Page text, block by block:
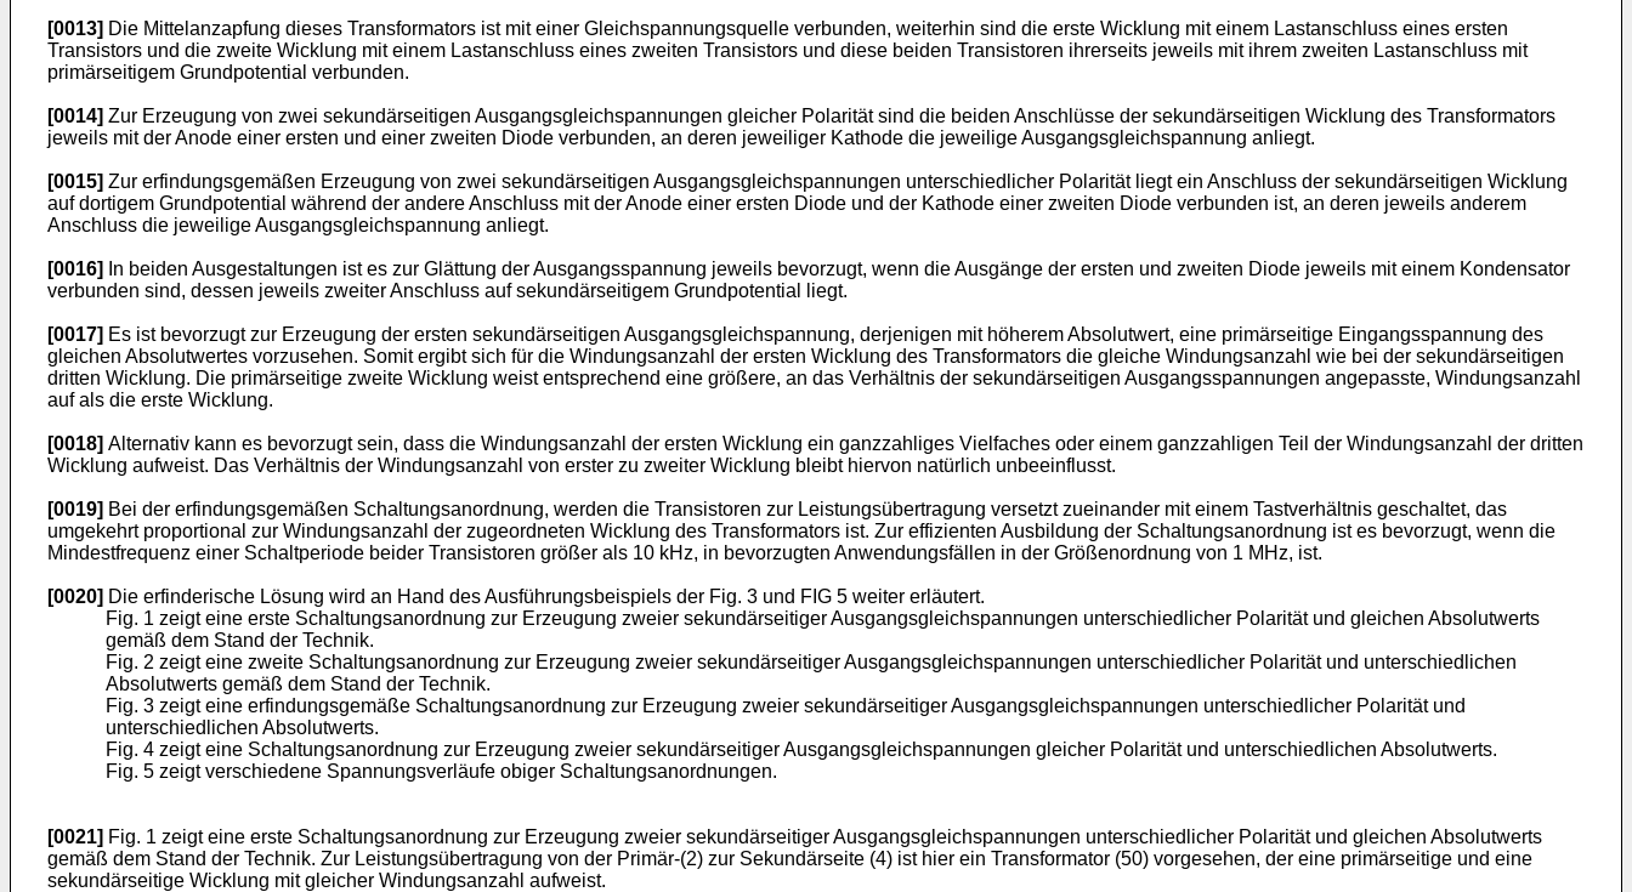
[0013] Die Mittelanzapfung dieses Transformators ist mit einer Gleichspannungsquelle verbunden, weiterhin sind die erste Wicklung mit einem Lastanschluss eines ersten
Transistors und die zweite Wicklung mit einem Lastanschluss eines zweiten Transistors und diese beiden Transistoren ihrerseits jeweils mit ihrem zweiten Lastanschluss mit
primärseitigem Grundpotential verbunden.
[0014] Zur Erzeugung von zwei sekundärseitigen Ausgangsgleichspannungen gleicher Polarität sind die beiden Anschlüsse der sekundärseitigen Wicklung des Transformators
jeweils mit der Anode einer ersten und einer zweiten Diode verbunden, an deren jeweiliger Kathode die jeweilige Ausgangsgleichspannung anliegt.
[0015] Zur erfindungsgemäßen Erzeugung von zwei sekundärseitigen Ausgangsgleichspannungen unterschiedlicher Polarität liegt ein Anschluss der sekundärseitigen Wicklung
auf dortigem Grundpotential während der andere Anschluss mit der Anode einer ersten Diode und der Kathode einer zweiten Diode verbunden ist, an deren jeweils anderem
Anschluss die jeweilige Ausgangsgleichspannung anliegt.
[0016]
In beiden Ausgestaltungen ist es zur Glättung der Ausgangsspannung jeweils bevorzugt, wenn die Ausgänge der ersten und zweiten Diode jeweils mit einem Kondensator
verbunden sind, dessen jeweils zweiter Anschluss auf sekundärseitigem Grundpotential liegt.
[0017] Es ist bevorzugt zur Erzeugung der ersten sekundärseitigen Ausgangsgleichspannung, derjenigen mit höherem Absolutwert, eine primärseitige Eingangsspannung des
gleichen Absolutwertes vorzusehen. Somit ergibt sich für die Windungsanzahl der ersten Wicklung des Transformators die gleiche Windungsanzahl wie bei der sekundärseitigen
dritten Wicklung. Die primärseitige zweite Wicklung weist entsprechend eine größere, an das Verhältnis der sekundärseitigen Ausgangsspannungen angepasste, Windungsanzahl
auf als die erste Wicklung.
[0018] Alternativ kann es bevorzugt sein, dass die Windungsanzahl der ersten Wicklung ein ganzzahliges Vielfaches oder einem ganzzahligen Teil der Windungsanzahl der dritten
Wicklung aufweist. Das Verhältnis der Windungsanzahl von erster zu zweiter Wicklung bleibt hiervon natürlich unbeeinflusst.
[0019] Bei der erfindungsgemäßen Schaltungsanordnung, werden die Transistoren zur Leistungsübertragung versetzt zueinander mit einem Tastverhältnis geschaltet, das
umgekehrt proportional zur Windungsanzahl der zugeordneten Wicklung des Transformators ist. Zur effizienten Ausbildung der Schaltungsanordnung ist es bevorzugt, wenn die
Mindestfrequenz einer Schaltperiode beider Transistoren größer als 10 kHz, in bevorzugten Anwendungsfällen in der Größenordnung von 1 MHz, ist.
[0020] Die erfinderische Lösung wird an Hand des Ausführungsbeispiels der Fig. 3 und FIG 5 weiter erläutert.
Fig. 1 zeigt eine erste Schaltungsanordnung zur Erzeugung zweier sekundärseitiger Ausgangsgleichspannungen unterschiedlicher Polarität und gleichen Absolutwerts
gemäß dem Stand der Technik.
Fig. 2 zeigt eine zweite Schaltungsanordnung zur Erzeugung zweier sekundärseitiger Ausgangsgleichspannungen unterschiedlicher Polarität und unterschiedlichen
Absolutwerts gemäß dem Stand der Technik.
Fig. 3 zeigt eine erfindungsgemäße Schaltungsanordnung zur Erzeugung zweier sekundärseitiger Ausgangsgleichspannungen unterschiedlicher Polarität und
unterschiedlichen Absolutwerts.
Fig. 4 zeigt eine Schaltungsanordnung zur Erzeugung zweier sekundärseitiger Ausgangsgleichspannungen gleicher Polarität und unterschiedlichen Absolutwerts.
Fig. 5 zeigt verschiedene Spannungsverläufe obiger Schaltungsanordnungen.
[0021] Fig. 1 zeigt eine erste Schaltungsanordnung zur Erzeugung zweier sekundärseitiger Ausgangsgleichspannungen unterschiedlicher Polarität und gleichen Absolutwerts
gemäß dem Stand der Technik. Zur Leistungsübertragung von der Primär-(2) zur Sekundärseite (4) ist hier ein Transformator (50) vorgesehen, der eine primärseitige und eine
sekundärseitige Wicklung mit gleicher Windungsanzahl aufweist.